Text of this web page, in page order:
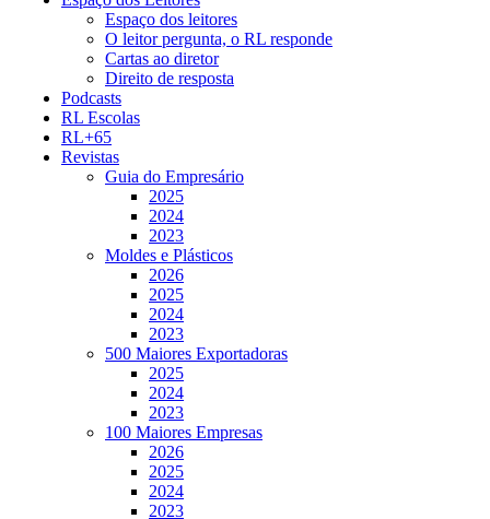
Espaço dos leitores
O leitor pergunta, o RL responde
Cartas ao diretor
Direito de resposta
Podcasts
RL Escolas
RL+65
Revistas
Guia do Empresário
2025
2024
2023
Moldes e Plásticos
2026
2025
2024
2023
500 Maiores Exportadoras
2025
2024
2023
100 Maiores Empresas
2026
2025
2024
2023